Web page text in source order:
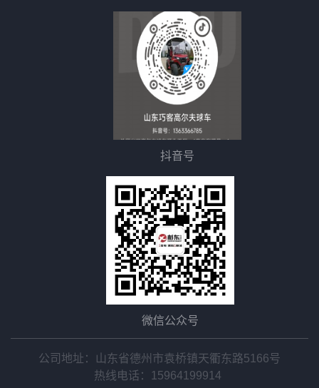
抖音号
微信公众号
公司地址：山东省德州市袁桥镇天衢东路5166号
热线电话：
15964199914